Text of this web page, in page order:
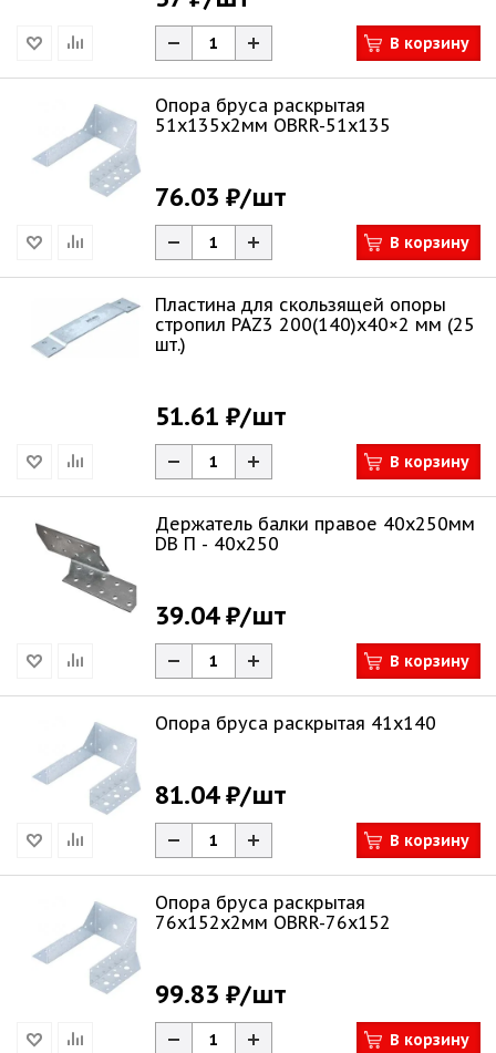
В корзину
Опора бруса раскрытая
51х135х2мм OBRR-51x135
76.03 ₽/шт
В корзину
Пластина для скользящей опоры
стропил PAZ3 200(140)х40×2 мм (25
шт.)
51.61 ₽/шт
В корзину
Держатель балки правое 40х250мм
DB П - 40x250
39.04 ₽/шт
В корзину
Опора бруса раскрытая 41х140
81.04 ₽/шт
В корзину
Опора бруса раскрытая
76х152х2мм OBRR-76x152
99.83 ₽/шт
В корзину